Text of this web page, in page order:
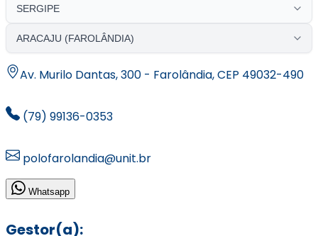
Av. Murilo Dantas, 300 - Farolândia, CEP 49032-490
(79) 99136-0353
polofarolandia@unit.br
Whatsapp
Gestor(a):